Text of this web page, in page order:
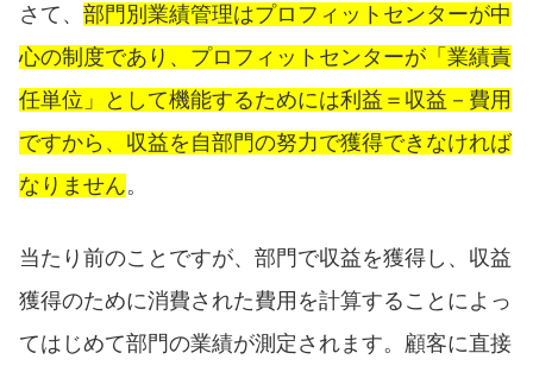
さて、 部門別業績管理はプロフィットセンターが中
心の制度であり、プロフィットセンターが「業績責
任単位」として機能するためには利益＝収益－費用
ですから、収益を自部門の努力で獲得できなければ
なりません。
当たり前のことですが、部門で収益を獲得し、収益
獲得のために消費された費用を計算することによっ
てはじめて部門の業績が測定されます。顧客に直接